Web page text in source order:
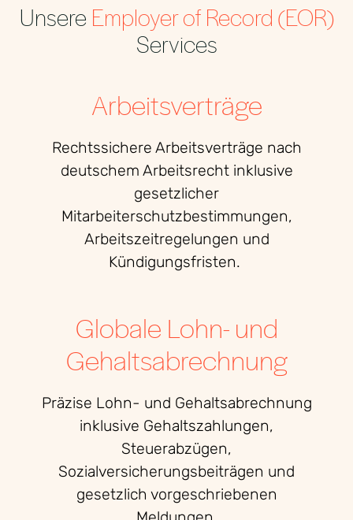
Unsere Employer of Record (EOR)
Services
Arbeitsverträge
Rechtssichere Arbeitsverträge nach
deutschem Arbeitsrecht inklusive
gesetzlicher
Mitarbeiterschutzbestimmungen,
Arbeitszeitregelungen und
Kündigungsfristen.
Globale Lohn- und
Gehaltsabrechnung
Präzise Lohn- und Gehaltsabrechnung
inklusive Gehaltszahlungen,
Steuerabzügen,
Sozialversicherungsbeiträgen und
gesetzlich vorgeschriebenen